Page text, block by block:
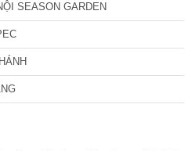
SEASON GARDEN